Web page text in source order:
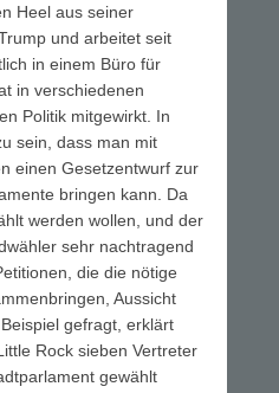
Heel aus seiner
und arbeitet seit
in einem Büro für
in verschiedenen
Politik mitgewirkt. In
sein, dass man mit
einen Gesetzentwurf zur
bringen kann. Da
werden wollen, und der
sehr nachtragend
die die nötige
Aussicht
gefragt, erklärt
Rock sieben Vertreter
gewählt